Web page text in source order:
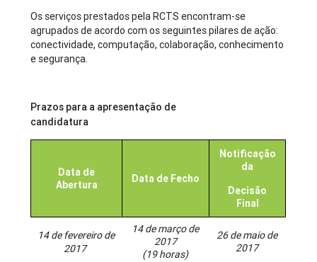
Os serviços prestados pela RCTS encontram-se
agrupados de acordo com os seguintes pilares de ação:
conectividade, computação, colaboração, conhecimento
e segurança.
Prazos para a apresentação de
candidatura
Data de
Abertura
Data de Fecho
Notificação
da
Decisão
Final
14 de fevereirode
2017
14 de março de
2017
(19 horas)
26 de maio de
2017